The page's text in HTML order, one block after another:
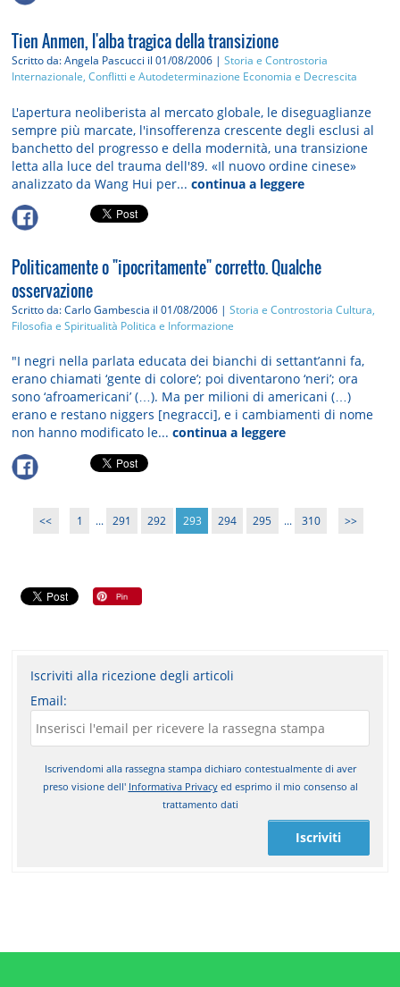
Tien Anmen, l'alba tragica della transizione
Scritto da: Angela Pascucci il 01/08/2006 |Storia e Controstoria
Internazionale, Conflitti e Autodeterminazione Economia e Decrescita
L'apertura neoliberista al mercato globale, le diseguaglianze
sempre più marcate, l'insofferenza crescente degli esclusi al
banchetto del progresso e della modernità, una transizione
letta alla luce del trauma dell'89. «Il nuovo ordine cinese»
analizzato da Wang Hui per...continua a leggere
Politicamente o "ipocritamente" corretto. Qualche
osservazione
Scritto da: Carlo Gambescia il 01/08/2006 |Storia e Controstoria Cultura,
Filosofia e Spiritualità Politica e Informazione
"I negri nella parlata educata dei bianchi di settant’anni fa,
erano chiamati ‘gente di colore’; poi diventarono ‘neri’; ora
sono ‘afroamericani’ (…). Ma per milioni di americani (…)
erano e restano niggers [negracci], e i cambiamenti di nome
non hanno modificato le...continua a leggere
<< 1 ... 291 292 293 294 295 ... 310 >>
Iscriviti alla ricezione degli articoli
Email:
Iscrivendomi alla rassegna stampa dichiaro contestualmente di aver
preso visione dell' Informativa Privacyed esprimo il mio consenso al
trattamento dati
Iscriviti